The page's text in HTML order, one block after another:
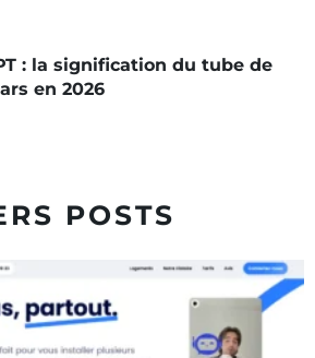
POSTS
: la signification du tube de
en 2026